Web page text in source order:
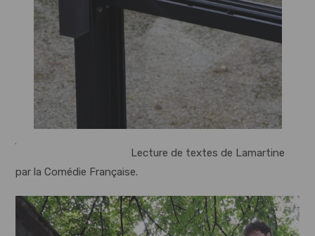
Lecture de textes de Lamartine
par la Comédie Française.